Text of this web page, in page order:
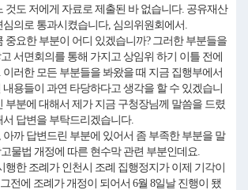
것도 저에게 자료로 제출된 바 없습니다. 공유재산
의로 통과시켰습니다, 심의위원회에서.
중요한 부분이 어디 있겠습니까? 그러한 부분들을
서면회의를 통해 가지고 상임위 하기 이틀 전에
러한 모든 부분들을 봐왔을 때 지금 집행부에서
용들이 과연 타당하다고 생각을 할 수 있겠습니
부분에 대해서 제가 지금 구청장님께 말씀을 드렸
서 답변을 부탁드리겠습니다.
까 답변드린 부분에 있어서 좀 부족한 부분을 말
물법 개정에 따른 현수막 관련 부분인데요.
행한 조례가 인천시 조례 집행정지가 이제 기각이
전에 조례가 개정이 되어서 6월 8일날 진행이 됐